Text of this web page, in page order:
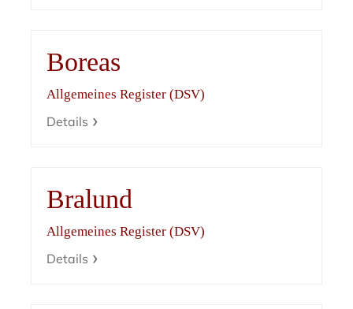
Boreas
Allgemeines Register (DSV)
Details
Bralund
Allgemeines Register (DSV)
Details